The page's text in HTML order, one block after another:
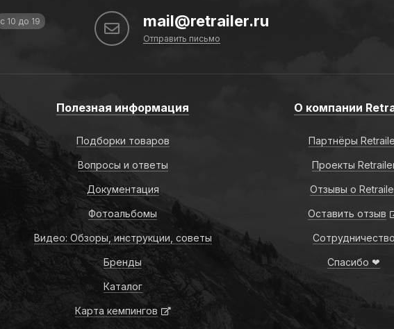
с 10 до 19
mail@retrailer.ru
Отправить письмо
Полезная информация
Подборки товаров
Вопросы и ответы
Документация
Фотоальбомы
Видео: Обзоры, инструкции, советы
Бренды
Каталог
Карта кемпингов
О компании
Партнёры
Проекты
Отзывы о
Оставить отзыв
Сотрудничество
Спасибо ❤